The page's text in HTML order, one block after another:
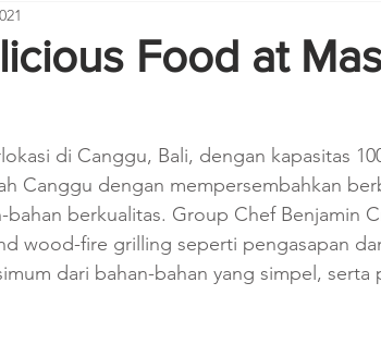
Food at
di Canggu, Bali, dengan kapasitas
Canggu dengan mempersembahkan
bahan berkualitas. Group Chef Benjamin
wood-fire grilling seperti pengasapan
dari bahan-bahan yang simpel, serta